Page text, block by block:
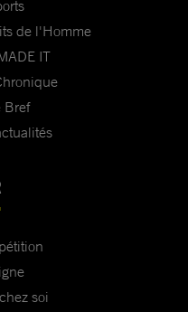
de l'Homme
IT
Bref
soi